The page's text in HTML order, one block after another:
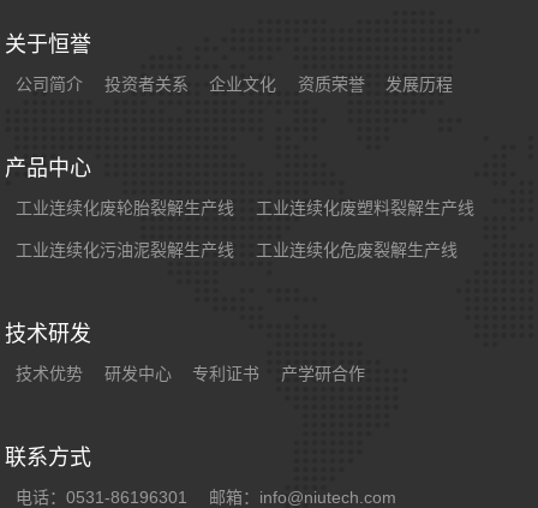
关于恒誉
公司简介 投资者关系 企业文化 资质荣誉 发展历程
产品中心
工业连续化废轮胎裂解生产线 工业连续化废塑料裂解生产线
工业连续化污油泥裂解生产线 工业连续化危废裂解生产线
技术研发
技术优势 研发中心 专利证书 产学研合作
联系方式
电话：0531-86196301 邮箱：info@niutech.com